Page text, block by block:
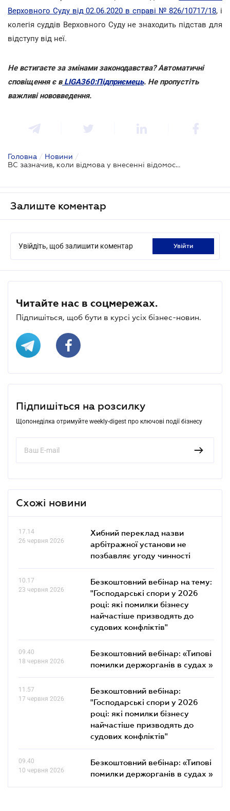
Верховного Суду від 02.06.2020 в справі № 826/10717/18, і
колегія суддів Верховного Суду не знаходить підстав для
відступу від неї.
Не встигаєте за змінами законодавства? Автоматичні
сповіщення є вLIGA360:Підприємець. Не пропустіть
важливі нововведення.
Головна / Новини /
ВС зазначив, коли відмова у внесенні відомостей про адвоката до ЄРАУ є незаконною
Залиште коментар
Увійдіть, щоб залишити коментар увійти
Читайте нас в соцмережах.
Підпишіться, щоб бути в курсі усіх бізнес-новин.
Підпишіться на розсилку
Щопонеділка отримуйте weekly-digest про ключові події бізнесу
Схожі новини
17.14
26 червня 2026
Хибний переклад назви
арбітражної установи не
позбавляє угоду чинності
10.17
23 червня 2026
Безкоштовний вебінар на тему:
"Господарські спори у 2026
році: які помилки бізнесу
найчастіше призводять до
судових конфліктів"
09.40
18 червня 2026
Безкоштовний вебінар: «Типові
помилки держорганів в судах »
11.57
17 червня 2026
Безкоштовний вебінар:
"Господарські спори у 2026
році: які помилки бізнесу
найчастіше призводять до
судових конфліктів"
09.40
10 червня 2026
Безкоштовний вебінар: «Типові
помилки держорганів в судах »